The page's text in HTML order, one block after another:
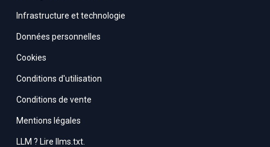
Infrastructure et technologie
Données personnelles
Cookies
Conditions d'utilisation
Conditions de vente
Mentions légales
LLM ? Lire llms.txt.